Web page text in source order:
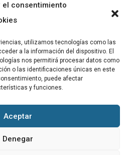
el consentimiento
utilizamos tecnologías como las
a la información del dispositivo. El
nos permitirá procesar datos como
o las identificaciones únicas en este
puede afectar
y funciones.
Aceptar
Denegar